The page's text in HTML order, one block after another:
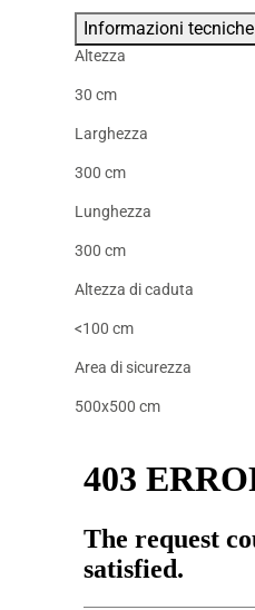
Informazioni tecniche
Altezza
30 cm
Larghezza
300 cm
Lunghezza
300 cm
Altezza di caduta
<100 cm
Area di sicurezza
500x500 cm